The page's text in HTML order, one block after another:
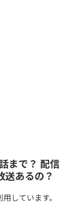
まで？ 配信
送あるの？
しています。